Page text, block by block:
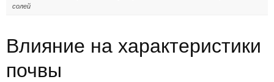
солей
Влияние на характеристики
почвы